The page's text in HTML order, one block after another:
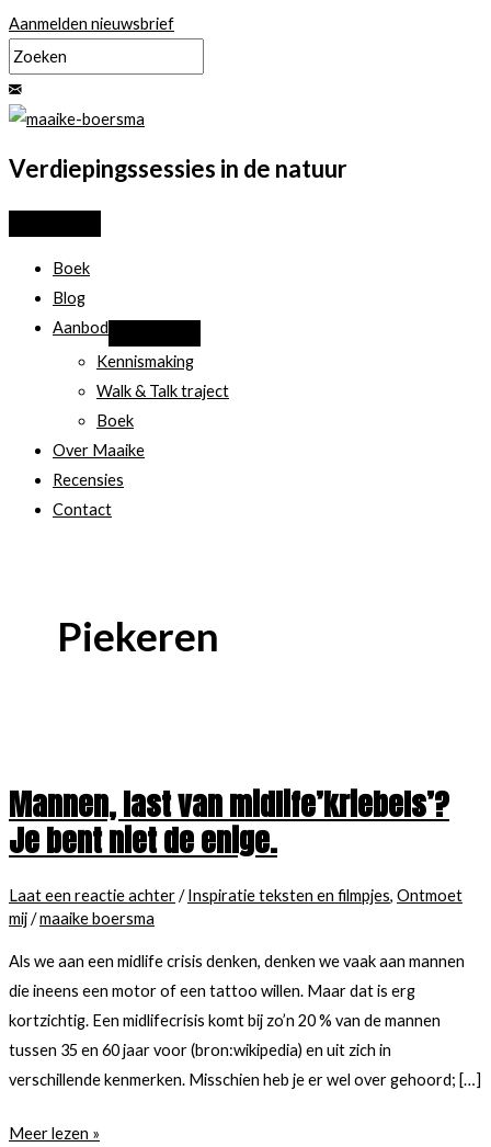
Ga
naar
de
inhoud
Aanmelden nieuwsbrief
Verdiepingssessies in de natuur
Boek
Blog
Aanbod
Kennismaking
Walk & Talk traject
Boek
Over Maaike
Recensies
Contact
Piekeren
Mannen, last van midlife’kriebels’?
Je bent niet de enige.
Laat een reactie achter/Inspiratie teksten en filmpjes, Ontmoet
mij/maaike boersma
Als we aan een midlife crisis denken, denken we vaak aan mannen
die ineens een motor of een tattoo willen. Maar dat is erg
kortzichtig. Een midlifecrisis komt bij zo’n 20 % van de mannen
tussen 35 en 60 jaar voor (bron:wikipedia) en uit zich in
verschillende kenmerken. Misschien heb je er wel over gehoord; […]
Mannen,
Meer lezen »